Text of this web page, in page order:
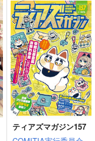
ティアズマガジン157